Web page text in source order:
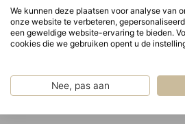
We kunnen deze plaatsen voor analyse van
onze website te verbeteren,
een geweldige website-ervaring te bieden.
cookies die we gebruiken opent u de
Nee, pas aan
POP Light B.V.